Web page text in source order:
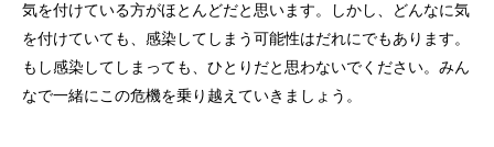
気を付けている方がほとんどだと思います。しかし、どんなに気
を付けていても、感染してしまう可能性はだれにでもあります。
もし感染してしまっても、ひとりだと思わないでください。みん
なで一緒にこの危機を乗り越えていきましょう。